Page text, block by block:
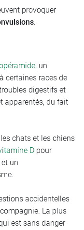
provoquer
.
, un
certaines races de
digestifs et
apparentés, du fait
chats et les chiens
D pour
un
accidentelles
La plus
est sans danger